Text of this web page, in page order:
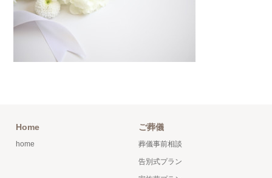
Home
home
ご葬儀
葬儀事前相談
告別式プラン